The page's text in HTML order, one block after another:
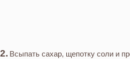
Всыпать сахар, щепотку соли и